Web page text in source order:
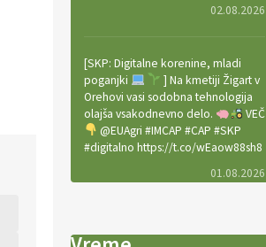
02.08.2026
[SKP: Digitalne korenine, mladi
poganjki
] Na kmetiji Žigart v
Orehovi vasi sodobna tehnologija
olajša vsakodnevno delo.
VEČ
@EUAgri #IMCAP #CAP #SKP
#digitalno https://t.co/wEaow88sh8
01.08.2026
ekološko vinsko posestvo Fedora